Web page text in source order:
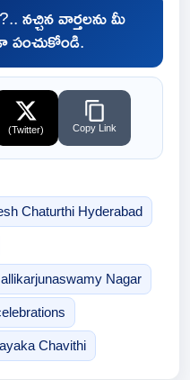
నచ్చిన వార్తలను మీ
పంచుకోండి.
(Twitter) Copy Link
Chaturthi Hyderabad
Nagar
Chavithi